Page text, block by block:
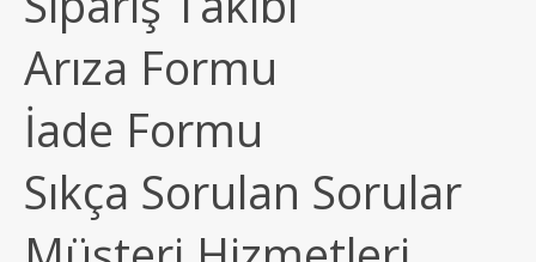
Arıza Formu
İade Formu
Sıkça Sorulan Sorular